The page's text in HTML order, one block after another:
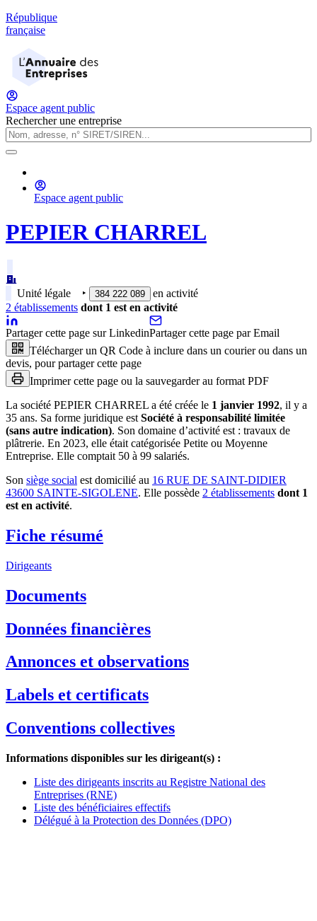
République
française
Espace agent public
Rechercher une entreprise
Espace agent public
PEPIER CHARREL
Unité légale ‣ 384 222 089
en activité
2 établissements dont 1 est en activité
Partager cette page sur LinkedinPartager cette page par Email
Télécharger un QR Code à inclure dans un courier ou dans un
devis, pour partager cette page
Imprimer cette page ou la sauvegarder au format PDF
La société PEPIER CHARREL a été créée le 1 janvier 1992, il y a
35 ans. Sa forme juridique est Société à responsabilité limitée
(sans autre indication). Son domaine d’activité est : travaux de
plâtrerie. En 2023, elle était catégorisée Petite ou Moyenne
Entreprise. Elle comptait 50 à 99 salariés.
Son siège social est domicilié au 16 RUE DE SAINT-DIDIER
43600 SAINTE-SIGOLENE. Elle possède 2 établissements dont 1
est en activité.
Fiche résumé
Dirigeants
Documents
Données financières
Annonces et observations
Labels et certificats
Conventions collectives
Informations disponibles sur les dirigeant(s) :
Liste des dirigeants inscrits au Registre National des
Entreprises (RNE)
Liste des bénéficiaires effectifs
Délégué à la Protection des Données (DPO)